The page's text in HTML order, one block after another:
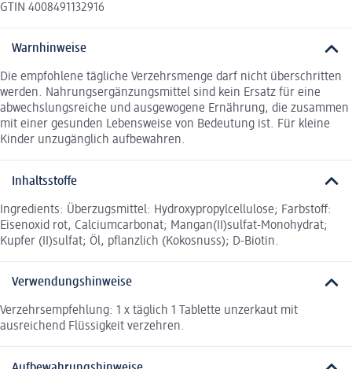
GTIN 4008491132916
Warnhinweise
Die empfohlene tägliche Verzehrsmenge darf nicht überschritten
werden. Nahrungsergänzungsmittel sind kein Ersatz für eine
abwechslungsreiche und ausgewogene Ernährung, die zusammen
mit einer gesunden Lebensweise von Bedeutung ist. Für kleine
Kinder unzugänglich aufbewahren.
Inhaltsstoffe
Ingredients: Überzugsmittel: Hydroxypropylcellulose; Farbstoff:
Eisenoxid rot, Calciumcarbonat; Mangan(II)sulfat-Monohydrat;
Kupfer (II)sulfat; Öl, pflanzlich (Kokosnuss); D-Biotin.
Verwendungshinweise
Verzehrsempfehlung: 1 x täglich 1 Tablette unzerkaut mit
ausreichend Flüssigkeit verzehren.